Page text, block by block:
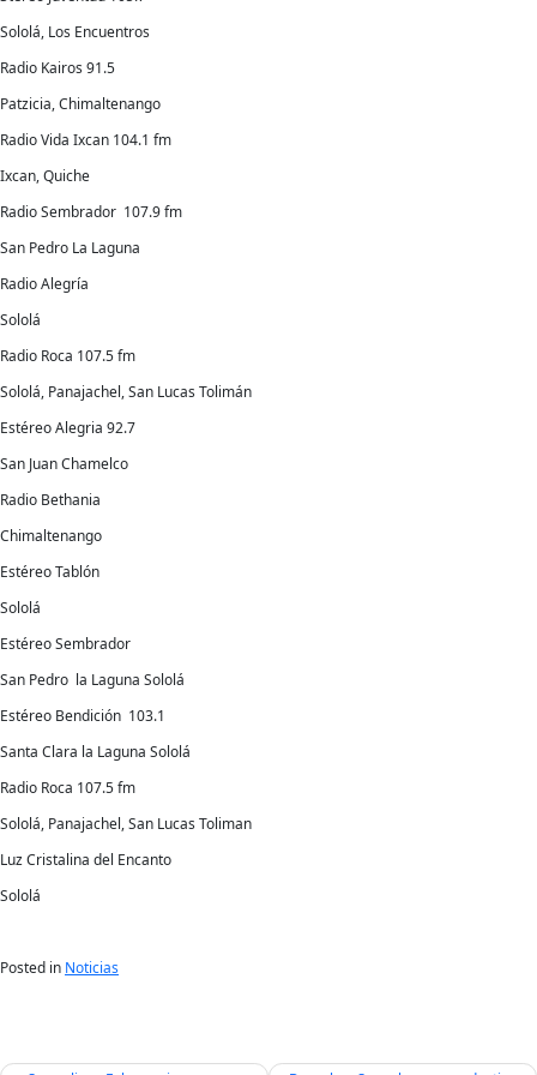
Sololá, Los Encuentros
Radio Kairos 91.5
Patzicia, Chimaltenango
Radio Vida Ixcan 104.1 fm
Ixcan, Quiche
Radio Sembrador 107.9 fm
San Pedro La Laguna
Radio Alegría
Sololá
Radio Roca 107.5 fm
Sololá, Panajachel, San Lucas Tolimán
Estéreo Alegria 92.7
San Juan Chamelco
Radio Bethania
Chimaltenango
Estéreo Tablón
Sololá
Estéreo Sembrador
San Pedro la Laguna Sololá
Estéreo Bendición 103.1
Santa Clara la Laguna Sololá
Radio Roca 107.5 fm
Sololá, Panajachel, San Lucas Toliman
Luz Cristalina del Encanto
Sololá
Posted in Noticias